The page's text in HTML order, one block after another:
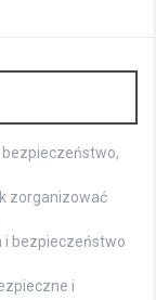
bezpieczeństwo,
zorganizować
i bezpieczeństwo
i